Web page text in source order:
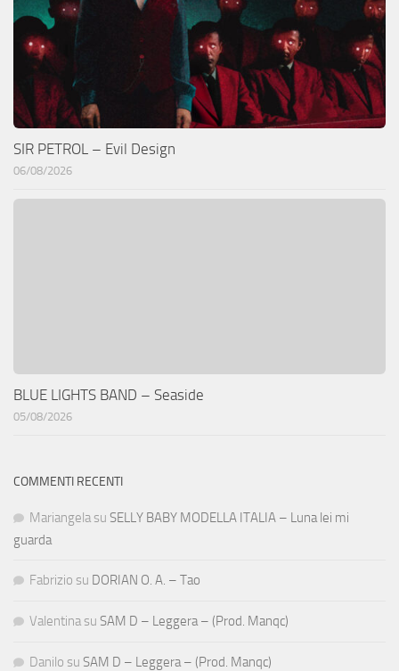
SIR PETROL – Evil Design
06/08/2026
BLUE LIGHTS BAND – Seaside
05/08/2026
COMMENTI RECENTI
Mariangela su SELLY BABY MODELLA ITALIA – Luna lei mi
guarda
Fabrizio su DORIAN O. A. – Tao
Valentina su SAM D – Leggera – (Prod. Manqc)
Danilo su SAM D – Leggera – (Prod. Manqc)